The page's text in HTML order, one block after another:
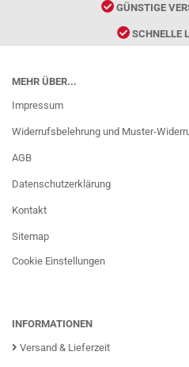
GÜNSTIGE
SCHNELLE
MEHR ÜBER...
Impressum
Widerrufsbelehrung und Muster-
AGB
Datenschutzerklärung
Kontakt
Sitemap
Cookie Einstellungen
INFORMATIONEN
Versand & Lieferzeit